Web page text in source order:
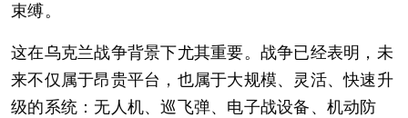
束缚。
这在乌克兰战争背景下尤其重要。战争已经表明，未
来不仅属于昂贵平台，也属于大规模、灵活、快速升
级的系统：无人机、巡飞弹、电子战设备、机动防